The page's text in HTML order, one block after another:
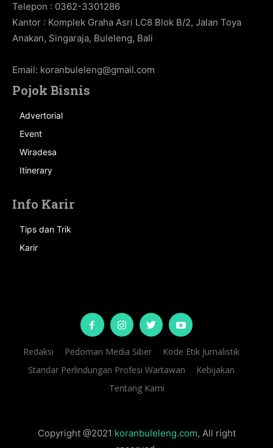
Telepon : 0362-3301286
Kantor : Komplek Graha Asri LC8 Blok B/2, Jalan Toya
Anakan, Singaraja, Buleleng, Bali
Email: koranbuleleng@gmail.com
Pojok Bisnis
Advertorial
Event
Wiradesa
Itinerary
Info Karir
Tips dan Trik
Karir
Redaksi Pedoman Media Siber
Kode Etik Jurnalistik
Standar Perlindungan Profesi Wartawan
Kebijakan
Tentang Kami
Copyright @2021 koranbuleleng.com, All right